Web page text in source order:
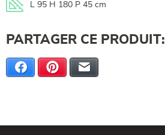
L 95 H 180 P 45 cm
PARTAGER CE PRODUIT:
Facebook Pinterest